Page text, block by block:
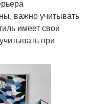
важно учитывать
имеет свои
при